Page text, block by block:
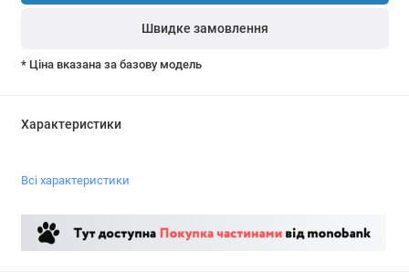
Швидке замовлення
* Ціна вказана за базову модель
Характеристики
Всі характеристики